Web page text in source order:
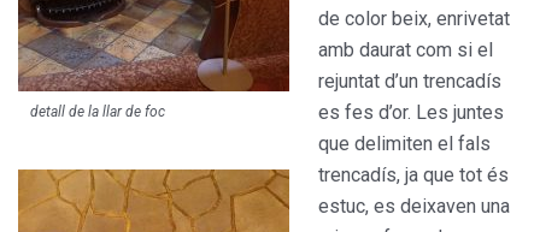
detall de la llar de foc
de color beix, enrivetat
amb daurat com si el
rejuntat d’un trencadís
es fes d’or. Les juntes
que delimiten el fals
trencadís, ja que tot és
estuc, es deixaven una